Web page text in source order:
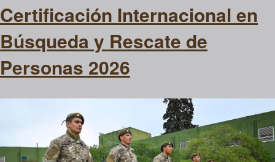
Certificación Internacional en
Búsqueda y Rescate de
Personas 2026